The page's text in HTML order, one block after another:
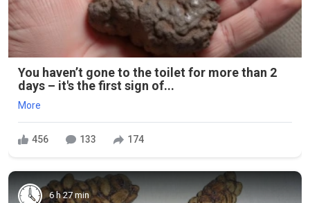
You haven’t gone to the toilet for more than 2
days – it's the first sign of...
More
456 133 174
6 h 27 min